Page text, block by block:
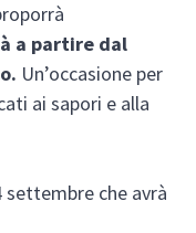
a partire dal
Un’occasione per
ai sapori e alla
settembre che avrà